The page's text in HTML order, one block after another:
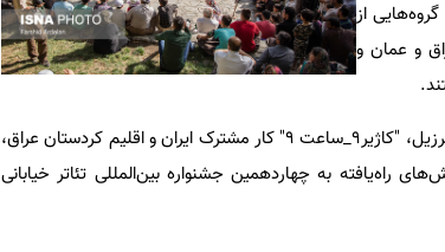
گروه‌هایی از
و عمان و
"رویا" از عراق، "درها" از روسیه، "سولکس" از ایتالیا، "دلقک" از برزیل، "کاژیر۹_ساعت ۹" کار مشترک ایران و اقلیم کردستان عراق،
راه‌یافته به چهاردهمین جشنواره بین‌المللی تئاتر خیابانی